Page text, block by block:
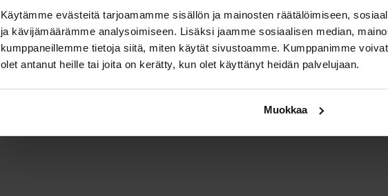
Käytämme evästeitä tarjoamamme sisällön ja mainosten räätälöimiseen,
ja kävijämäärämme analysoimiseen. Lisäksi jaamme sosiaalisen median,
kumppaneillemme tietoja siitä, miten käytät sivustoamme. Kumppanimme
olet antanut heille tai joita on kerätty, kun olet käyttänyt heidän palvelujaan.
Muokkaa